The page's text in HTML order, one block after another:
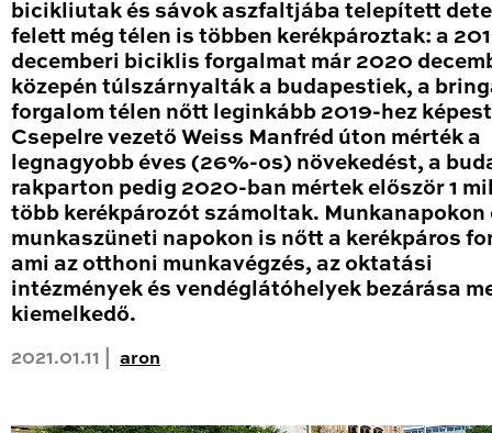
bicikliutak és sávok aszfaltjába telepített
felett még télen is többen kerékpároztak: a
decemberi biciklis forgalmat már 2020
közepén túlszárnyalták a budapestiek, a
forgalom télen nőtt leginkább 2019-hez
Csepelre vezető Weiss Manfréd úton mérték a
legnagyobb éves (26%-os) növekedést, a
rakparton pedig 2020-ban mértek először 1
több kerékpározót számoltak. Munkanapokon
munkaszüneti napokon is nőtt a kerékpáros
ami az otthoni munkavégzés, az oktatási
intézmények és vendéglátóhelyek bezárása
kiemelkedő.
2021.01.11 | aron